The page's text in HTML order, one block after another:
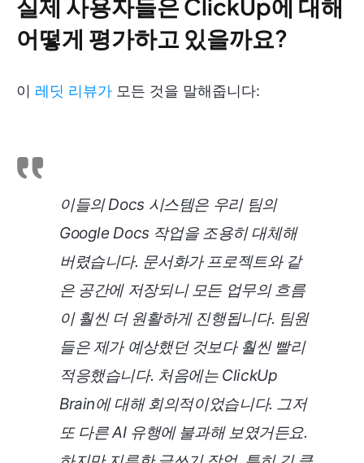
실제 사용자들은 ClickUp에 대해
어떻게 평가하고 있을까요?
이 레딧 리뷰가 모든 것을 말해줍니다:
이들의 Docs 시스템은 우리 팀의
Google Docs 작업을 조용히 대체해
버렸습니다. 문서화가 프로젝트와 같
은 공간에 저장되니 모든 업무의 흐름
이 훨씬 더 원활하게 진행됩니다. 팀원
들은 제가 예상했던 것보다 훨씬 빨리
적응했습니다. 처음에는 ClickUp
Brain에 대해 회의적이었습니다. 그저
또 다른 AI 유행에 불과해 보였거든요.